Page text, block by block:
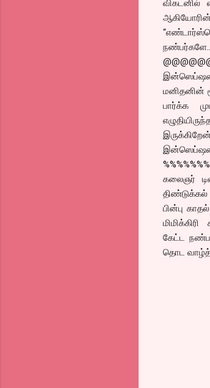
விகடனில்
இன்ஸெப்ஷன்
மனிதனின்
பார்க்க
இன்ஸெப்ஷன்
கலைஞர்
பின்பு
கேட்ட
தொட